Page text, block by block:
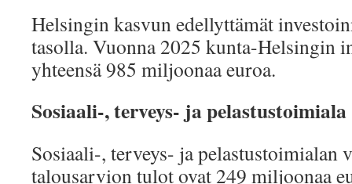
Helsingin kasvun edellyttämät
tasolla. Vuonna 2025 kunta-Helsingin
yhteensä 985 miljoonaa euroa.
Sosiaali-, terveys- ja pelastustoimiala
Sosiaali-, terveys- ja pelastustoimialan
talousarvion tulot ovat 249 miljoonaa